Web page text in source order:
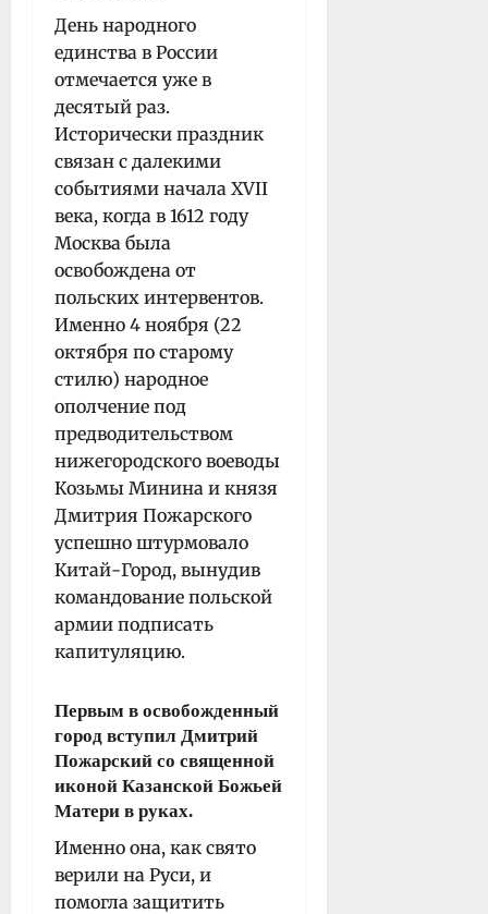
День народного
единства в России
отмечается уже в
десятый раз.
Исторически праздник
связан с далекими
событиями начала XVII
века, когда в 1612 году
Москва была
освобождена от
польских интервентов.
Именно 4 ноября (22
октября по старому
стилю) народное
ополчение под
предводительством
нижегородского воеводы
Козьмы Минина и князя
Дмитрия Пожарского
успешно штурмовало
Китай-Город, вынудив
командование польской
армии подписать
капитуляцию.
Первым в освобожденный
город вступил Дмитрий
Пожарский со священной
иконой Казанской Божьей
Матери в руках.
Именно она, как свято
верили на Руси, и
помогла защитить